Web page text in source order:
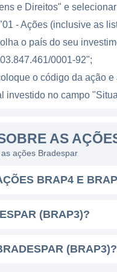
dos ativos
transparência em suas
por seu
o impacto
e práticas
Desde seu
a solidez do setor
e Direitos" e
- Ações (inclusive as
o país do seu
0001-92";
o código da ação
investido no campo
AS
ações Bradespar
BRAP4 E
(BRAP3)?
(BRAP3)?